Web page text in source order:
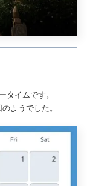
タイムです。
ようでした。